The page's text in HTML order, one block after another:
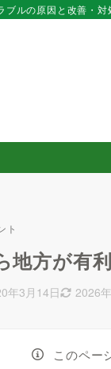
ブルの原因と改善・
ト
地方が有
年3月14日 2026
このペー